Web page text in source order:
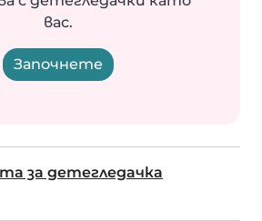
вас.
Започнете
за детегледачка